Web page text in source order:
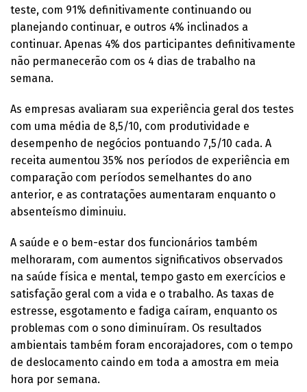
teste, com 91% definitivamente continuando ou
planejando continuar, e outros 4% inclinados a
continuar. Apenas 4% dos participantes definitivamente
não permanecerão com os 4 dias de trabalho na
semana.
As empresas avaliaram sua experiência geral dos testes
com uma média de 8,5/10, com produtividade e
desempenho de negócios pontuando 7,5/10 cada. A
receita aumentou 35% nos períodos de experiência em
comparação com períodos semelhantes do ano
anterior, e as contratações aumentaram enquanto o
absenteísmo diminuiu.
A saúde e o bem-estar dos funcionários também
melhoraram, com aumentos significativos observados
na saúde física e mental, tempo gasto em exercícios e
satisfação geral com a vida e o trabalho. As taxas de
estresse, esgotamento e fadiga caíram, enquanto os
problemas com o sono diminuíram. Os resultados
ambientais também foram encorajadores, com o tempo
de deslocamento caindo em toda a amostra em meia
hora por semana.